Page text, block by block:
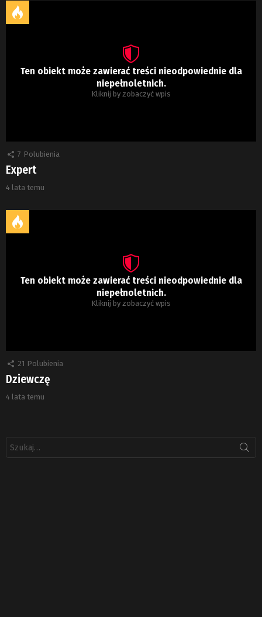
Ten obiekt może zawierać treści nieodpowiednie dla
niepełnoletnich.
Kliknij by zobaczyć wpis
7 Polubienia
Expert
4 lata temu
Ten obiekt może zawierać treści nieodpowiednie dla
niepełnoletnich.
Kliknij by zobaczyć wpis
21 Polubienia
Dziewczę
4 lata temu